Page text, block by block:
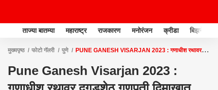
ताज्या बातम्या महाराष्ट्र राजकारण मनोरंजन क्रीडा बिझनेस
मुख्यपृष्ठ फोटो गॅलरी पुणे
PUNE GANESH VISARJAN 2023 : गणाधीश रथावर
Pune Ganesh Visarjan 2023 :